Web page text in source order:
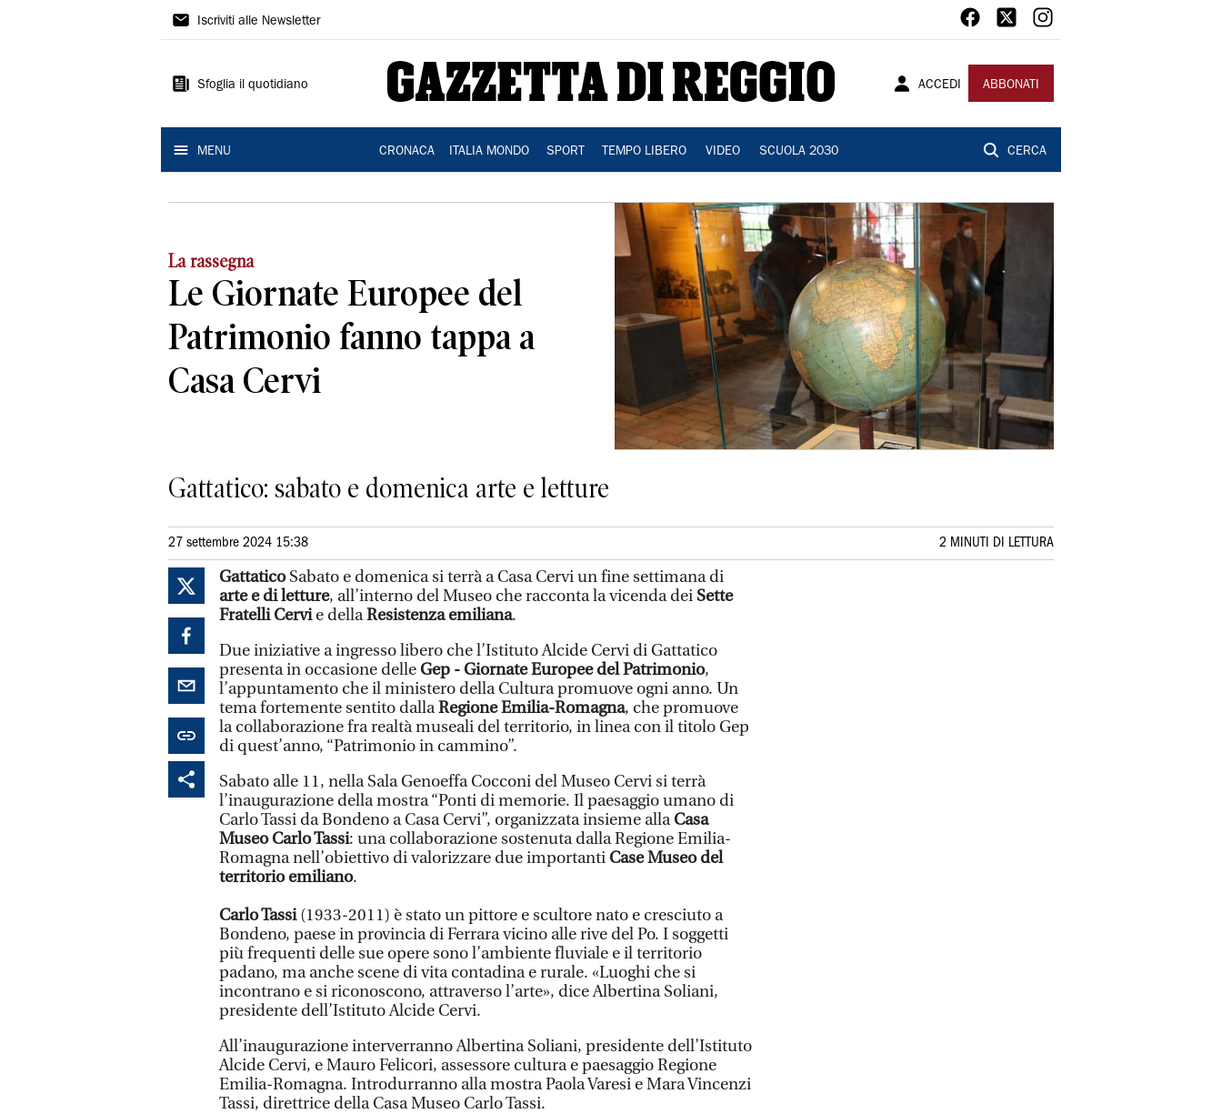
Gazzetta
Reggio
Iscriviti alle Newsletter
Sfoglia il quotidiano ACCEDI ABBONATI
MENU CRONACA ITALIA MONDO SPORT TEMPO LIBERO VIDEO SCUOLA 2030 CERCA
La rassegna
Le Giornate Europee del
Patrimonio fanno tappa a
Casa Cervi
Gattatico: sabato e domenica arte e letture
27 settembre 2024 15:38 2 MINUTI DI LETTURA
GattaticoSabato e domenica si terrà a Casa Cervi un fine settimana di
arte e di letture, all’interno del Museo che racconta la vicenda dei Sette
Fratelli Cervie dellaResistenza emiliana.
Due iniziative a ingresso libero che l’Istituto Alcide Cervi di Gattatico
presenta in occasione delleGep - Giornate Europee del Patrimonio,
l’appuntamento che il ministero della Cultura promuove ogni anno. Un
tema fortemente sentito dallaRegione Emilia-Romagna, che promuove
la collaborazione fra realtà museali del territorio, in linea con il titolo Gep
di quest’anno, “Patrimonio in cammino”.
Sabato alle 11, nella Sala Genoeffa Cocconi del Museo Cervi si terrà
l’inaugurazione della mostra “Ponti di memorie. Il paesaggio umano di
Carlo Tassi da Bondeno a Casa Cervi”, organizzata insieme allaCasa
Museo Carlo Tassi: una collaborazione sostenuta dalla Regione Emilia-
Romagna nell’obiettivo di valorizzare due importanti Case Museo del
territorio emiliano.
Carlo Tassi(1933-2011) è stato un pittore e scultore nato e cresciuto a
Bondeno, paese in provincia di Ferrara vicino alle rive del Po. I soggetti
più frequenti delle sue opere sono l’ambiente fluviale e il territorio
padano, ma anche scene di vita contadina e rurale. «Luoghi che si
incontrano e si riconoscono, attraverso l’arte», dice Albertina Soliani,
presidente dell’Istituto Alcide Cervi.
All’inaugurazione interverranno Albertina Soliani, presidente dell’Istituto
Alcide Cervi, e Mauro Felicori, assessore cultura e paesaggio Regione
Emilia-Romagna. Introdurranno alla mostra Paola Varesi e Mara Vincenzi
Tassi, direttrice della Casa Museo Carlo Tassi.